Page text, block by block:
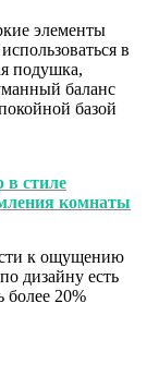
элементы
в
подушка,
баланс
базой
в стиле
комнаты
к ощущению
дизайну есть
более 20%